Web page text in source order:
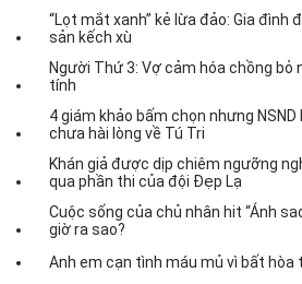
“Lọt mắt xanh” kẻ lừa đảo: Gia đình
sản kếch xù
Người Thứ 3: Vợ cảm hóa chồng bỏ
tính
4 giám khảo bấm chọn nhưng
chưa hài lòng về Tú Tri
Khán giả được dịp chiêm ngưỡng
qua phần thi của đội Đẹp Lạ
Cuộc sống của chủ nhân hit “Ánh
giờ ra sao?
Anh em cạn tình máu mủ vì bất hòa